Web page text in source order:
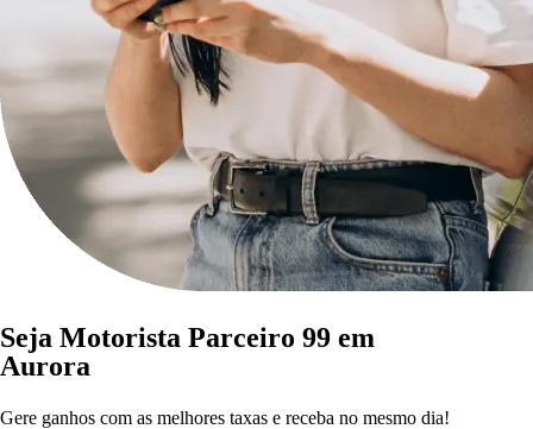
Seja Motorista Parceiro 99 em
Aurora
Gere ganhos com as melhores taxas e receba no mesmo dia!